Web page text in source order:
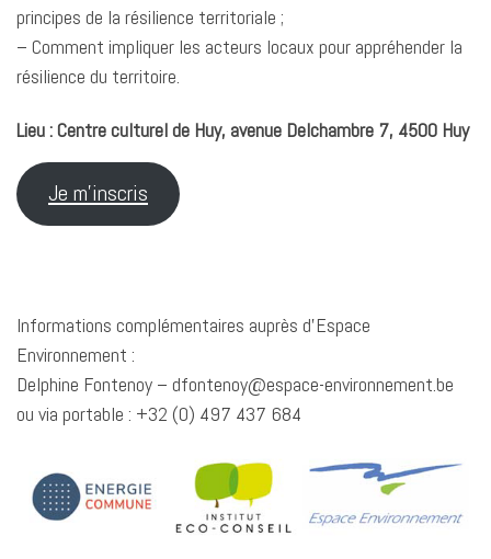
principes de la résilience territoriale ;
– Comment impliquer les acteurs locaux pour appréhender la
résilience du territoire.
Lieu : Centre culturel de Huy, avenue Delchambre 7, 4500 Huy
Je m’inscris
Informations complémentaires auprès d’Espace
Environnement :
Delphine Fontenoy – dfontenoy@espace-environnement.be
ou via portable : +32 (0) 497 437 684